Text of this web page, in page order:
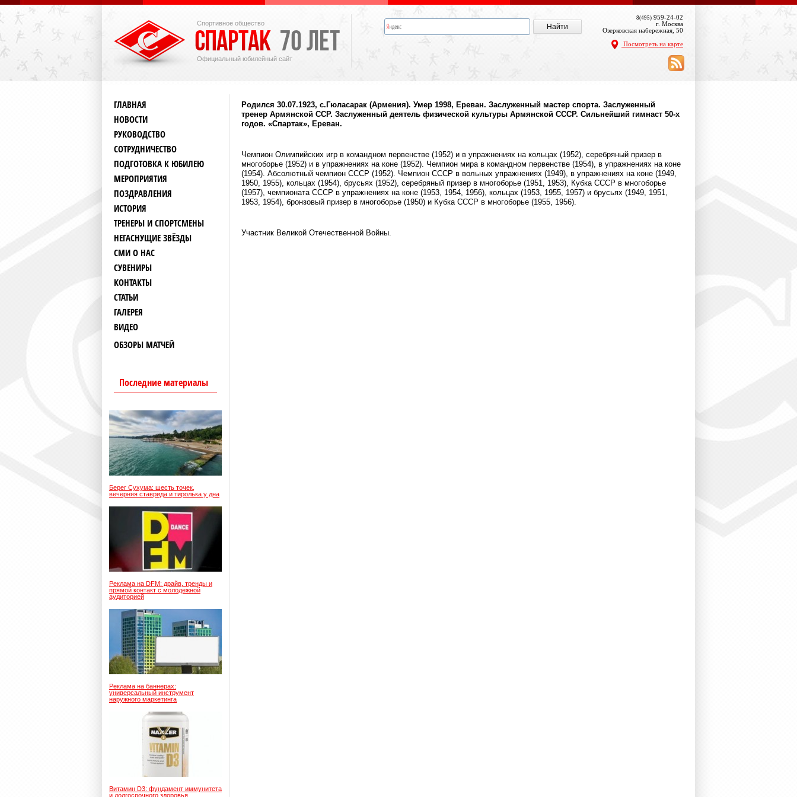
Спортивное общество
Официальный юбилейный сайт
8(495) 959-24-02
г. Москва
Озерковская набережная, 50
Посмотреть на карте
ГЛАВНАЯ
НОВОСТИ
РУКОВОДСТВО
СОТРУДНИЧЕСТВО
ПОДГОТОВКА К ЮБИЛЕЮ
МЕРОПРИЯТИЯ
ПОЗДРАВЛЕНИЯ
ИСТОРИЯ
ТРЕНЕРЫ И СПОРТСМЕНЫ
НЕГАСНУЩИЕ ЗВЁЗДЫ
СМИ О НАС
СУВЕНИРЫ
КОНТАКТЫ
СТАТЬИ
ГАЛЕРЕЯ
ВИДЕО
ОБЗОРЫ МАТЧЕЙ
Последние материалы
Берег Сухума: шесть точек,
вечерняя ставрида и тиролька у дна
Реклама на DFM: драйв, тренды и
прямой контакт с молодежной
аудиторией
Реклама на баннерах:
универсальный инструмент
наружного маркетинга
Витамин D3: фундамент иммунитета
и долгосрочного здоровья
Родился 30.07.1923, с.Гюласарак (Армения). Умер 1998, Ереван. Заслуженный мастер спорта. Заслуженный
тренер Армянской ССР. Заслуженный деятель физической культуры Армянской СССР. Сильнейший гимнаст 50-х
годов. «Спартак», Ереван.
Чемпион Олимпийских игр в командном первенстве (1952) и в упражнениях на кольцах (1952), серебряный призер в
многоборье (1952) и в упражнениях на коне (1952). Чемпион мира в командном первенстве (1954), в упражнениях на коне
(1954). Абсолютный чемпион СССР (1952). Чемпион СССР в вольных упражнениях (1949), в упражнениях на коне (1949,
1950, 1955), кольцах (1954), брусьях (1952), серебряный призер в многоборье (1951, 1953), Кубка СССР в многоборье
(1957), чемпионата СССР в упражнениях на коне (1953, 1954, 1956), кольцах (1953, 1955, 1957) и брусьях (1949, 1951,
1953, 1954), бронзовый призер в многоборье (1950) и Кубка СССР в многоборье (1955, 1956).
Участник Великой Отечественной Войны.